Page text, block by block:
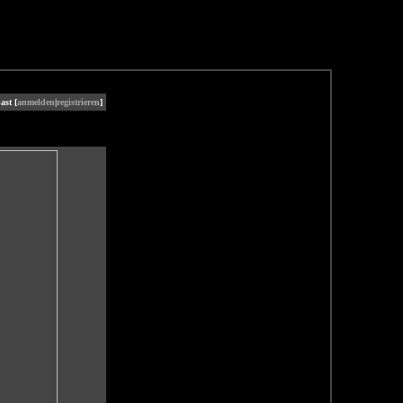
[anmelden|registrieren]